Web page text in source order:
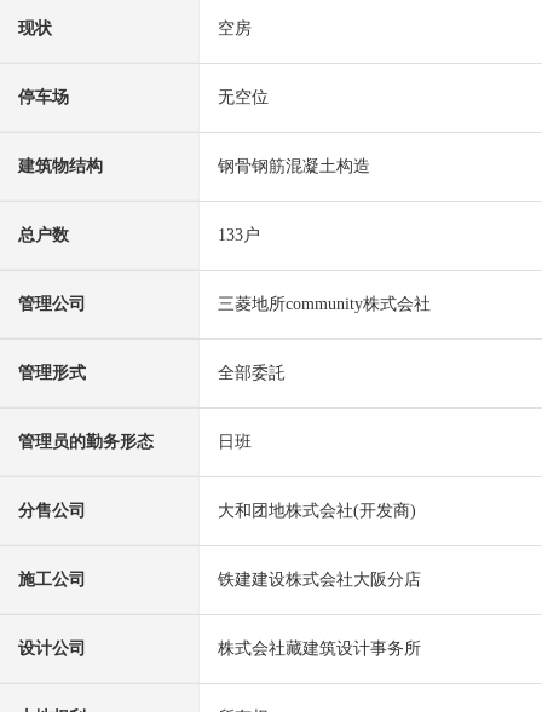
现状 空房
停车场 无空位
建筑物结构 钢骨钢筋混凝土构造
总户数 133户
管理公司 三菱地所community株式会社
管理形式 全部委託
管理员的勤务形态 日班
分售公司 大和团地株式会社(开发商)
施工公司 铁建建设株式会社大阪分店
设计公司 株式会社藏建筑设计事务所